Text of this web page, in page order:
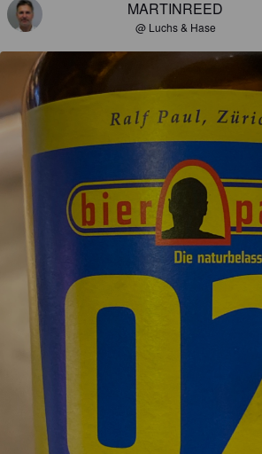
MARTINREED
@ Luchs & Hase